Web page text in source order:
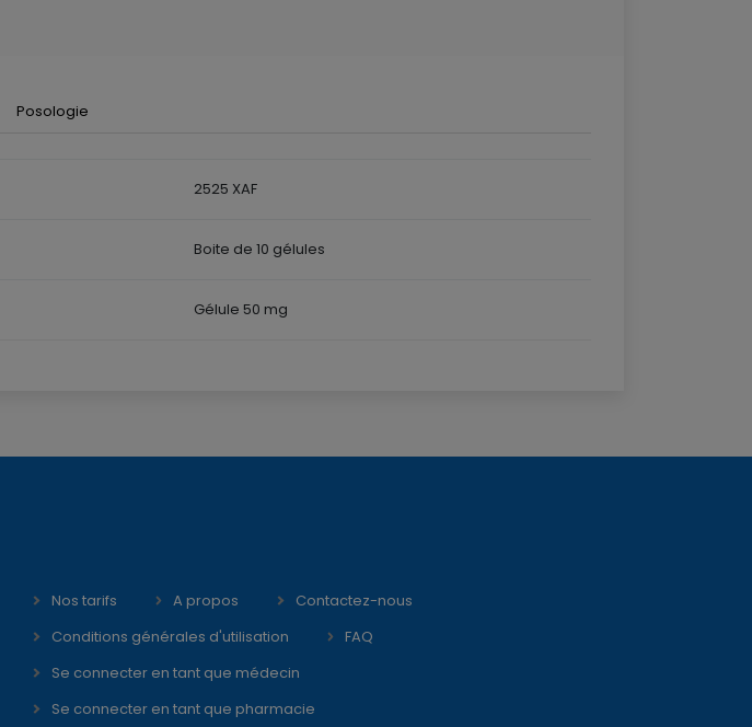
Posologie
2525 XAF
Boite de 10 gélules
Gélule 50 mg
Nos tarifs A propos
Contactez-nous
Conditions générales d'utilisation
FAQ
Se connecter en tant que médecin
Se connecter en tant que pharmacie